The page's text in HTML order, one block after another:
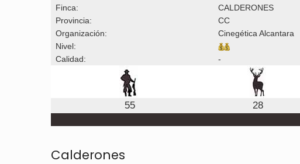
Finca:
CALDERONES
Provincia:
CC
Organización:
Cinegética Alcantara
Nivel:
Calidad:
-
55 28
Calderones